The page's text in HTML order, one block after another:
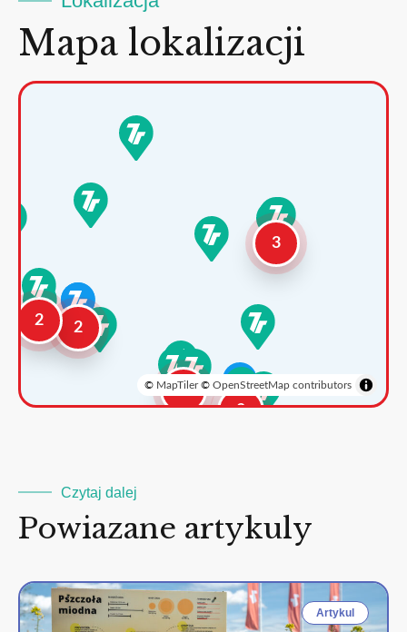
Mapa lokalizacji
2
2
3
2
3
© MapTiler© OpenStreetMap contributors
Czytaj dalej
Powiazane artykuly
Artykul